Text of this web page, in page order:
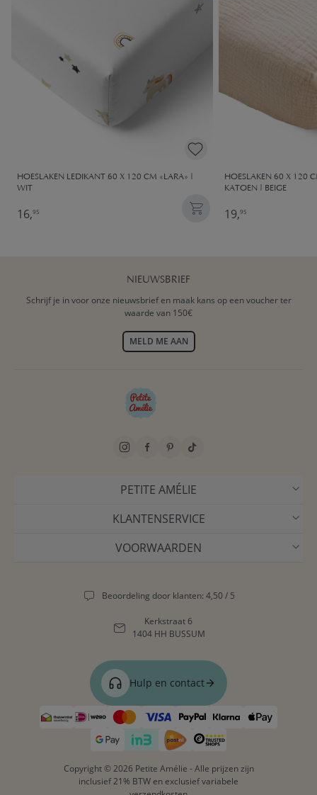
HOESLAKEN LEDIKANT 60 X 120 CM «LARA» |
WIT
16,95
HOESLAKEN 60 X 120
KATOEN | BEIGE
19,95
NIEUWSBRIEF
Schrijf je in voor onze nieuwsbrief en maak kans op een voucher ter
waarde van 150€
MELD ME AAN
PETITE AMÉLIE
KLANTENSERVICE
VOORWAARDEN
Beoordeling door klanten: 4,50 / 5
Kerkstraat 6
1404 HH BUSSUM
Hulp en contact
Copyright © 2026 Petite Amélie - Alle prijzen zijn
inclusief 21% BTW en exclusief variabele